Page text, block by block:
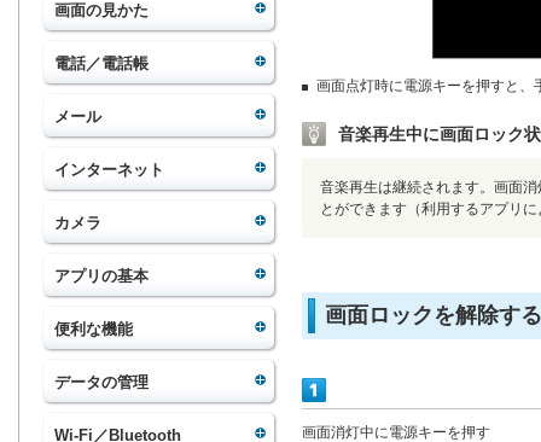
画面の見かた
電話／電話帳
メール
インターネット
カメラ
アプリの基本
便利な機能
データの管理
Wi-Fi／Bluetooth
画面点灯時に電源キーを押すと
音楽再生中に画面ロック
音楽再生は継続されます。画面
とができます（利用するアプリ
画面ロックを解除する
画面消灯中に電源キーを押す